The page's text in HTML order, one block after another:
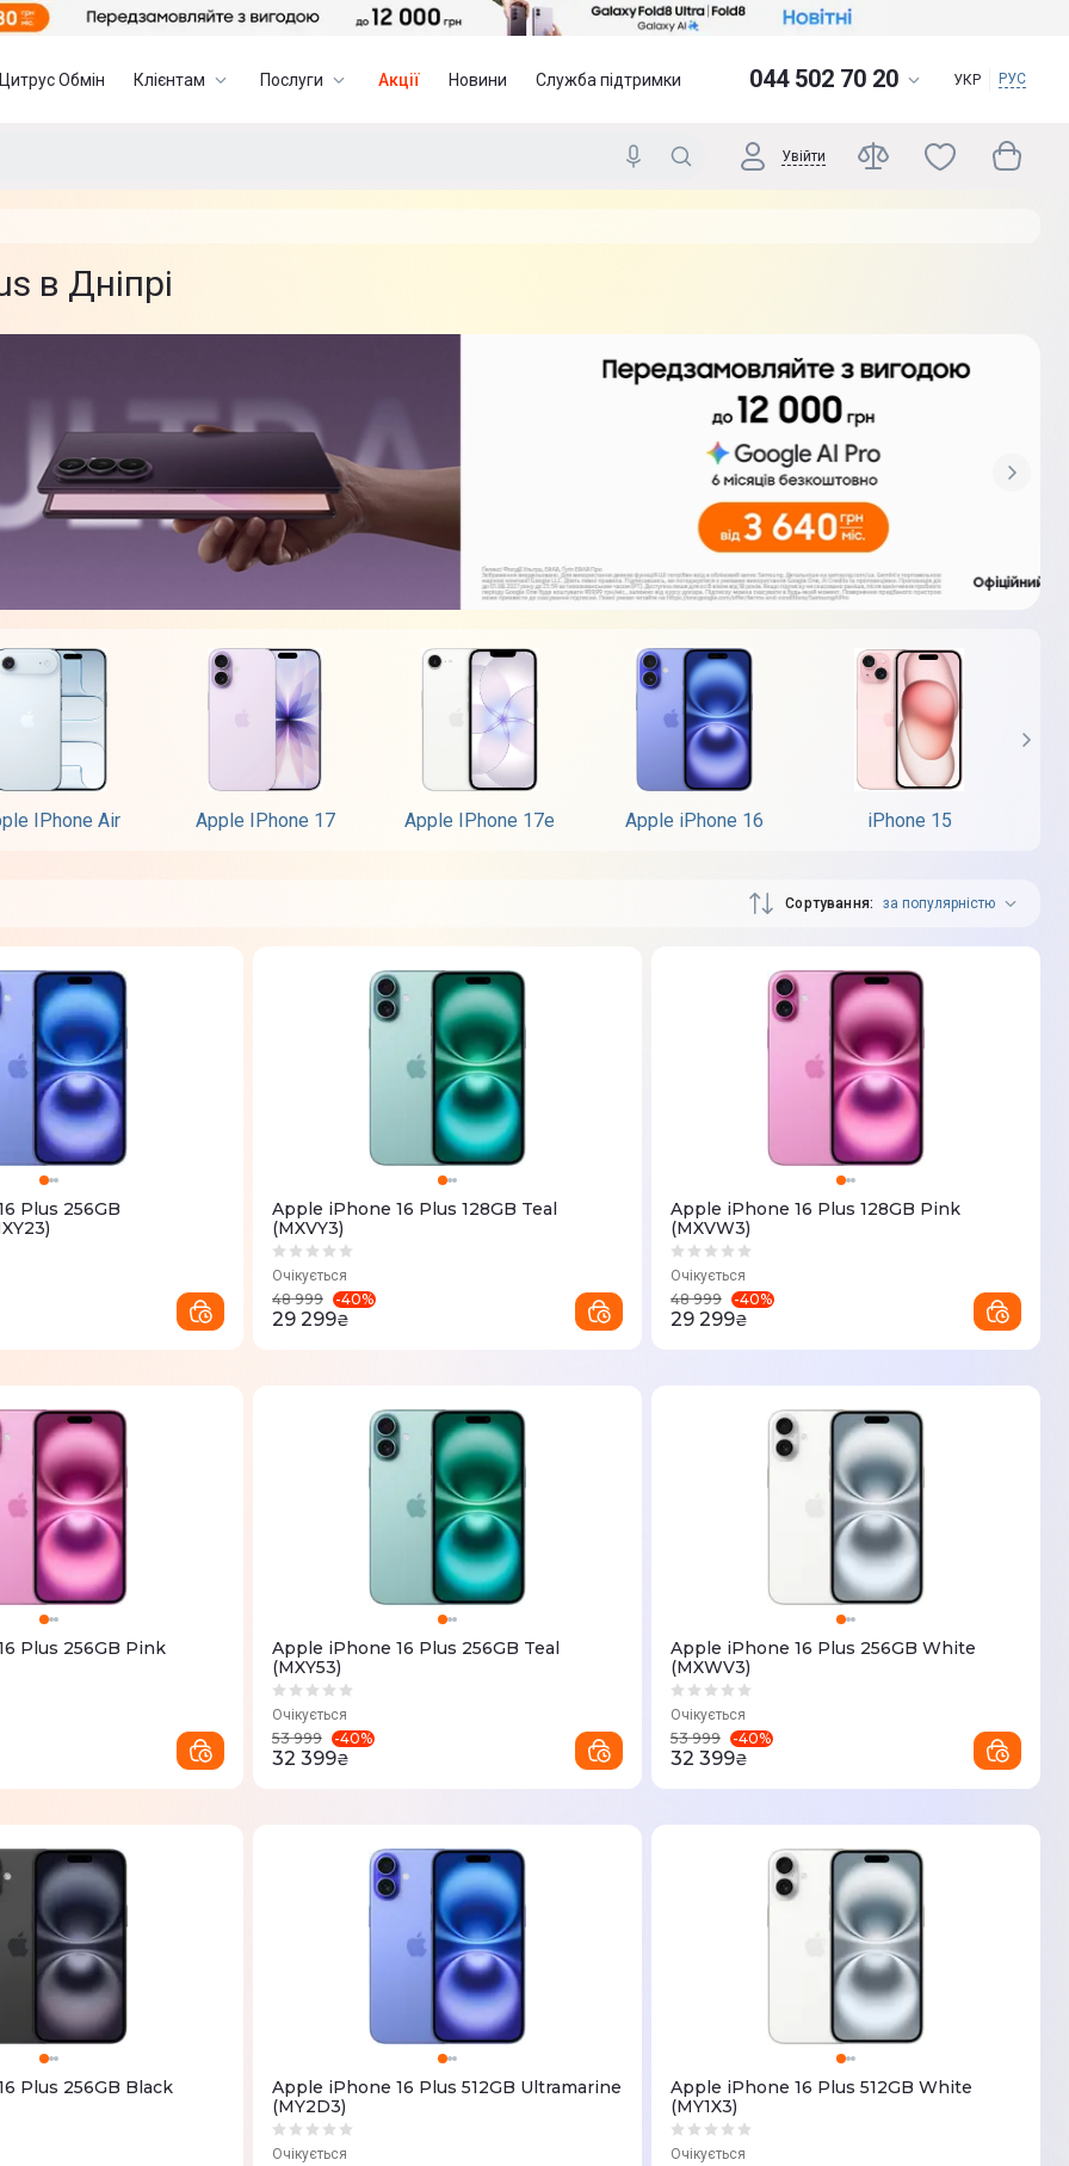
Цитрус Обмін Клієнтам Послуги Акції Новини Служба підтримки 044 502 70 20 УКР РУС
Увійти
в Дніпрі
IPhone Air Apple IPhone 17 Apple IPhone 17e Apple iPhone 16 iPhone 15
Сортування за популярністю
Plus 256GB
Apple iPhone 16 Plus 128GB Teal
(MXVY3)
Очікується
48 999 -40%
29 299₴
Apple iPhone 16 Plus 128GB Pink
(MXVW3)
Очікується
48 999 -40%
29 299₴
Plus 256GB Pink
Apple iPhone 16 Plus 256GB Teal
(MXY53)
Очікується
53 999 -40%
32 399₴
Apple iPhone 16 Plus 256GB White
(MXWV3)
Очікується
53 999 -40%
32 399₴
Plus 256GB Black
Apple iPhone 16 Plus 512GB Ultramarine
(MY2D3)
Очікується
Apple iPhone 16 Plus 512GB White
(MY1X3)
Очікується